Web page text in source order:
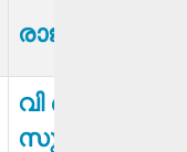
രാജി
വി കെ